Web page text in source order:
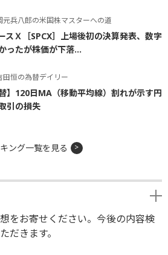
元兵八郎の米国株マスターへの道
スＸ［SPCX］上場後初の決算発表、数字
ったが株価が下落...
田恒の為替デイリー
替】120日MA（移動平均線）割れが示す円
引の損失
ング一覧を見る
をお寄せください。今後の内容検
だきます。